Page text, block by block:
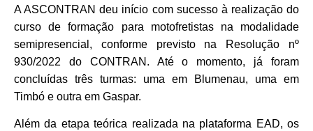
A ASCONTRAN deu início com sucesso à realização do
curso de formação para motofretistas na modalidade
semipresencial, conforme previsto na Resolução nº
930/2022 do CONTRAN. Até o momento, já foram
concluídas três turmas: uma em Blumenau, uma em
Timbó e outra em Gaspar.
Além da etapa teórica realizada na plataforma EAD, os